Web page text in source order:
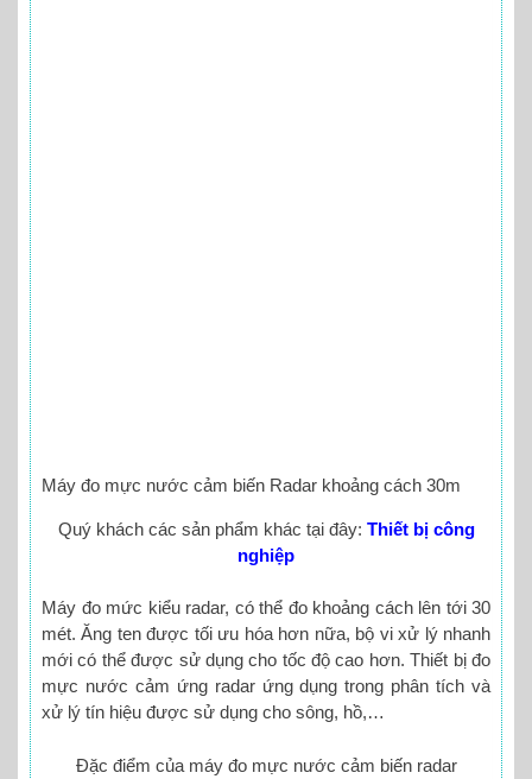
Máy đo mực nước cảm biến Radar khoảng cách 30m
Quý khách các sản phẩm khác tại đây: Thiết bị công
nghiệp
Máy đo mức kiểu radar, có thể đo khoảng cách lên tới 30
mét. Ăng ten được tối ưu hóa hơn nữa, bộ vi xử lý nhanh
mới có thể được sử dụng cho tốc độ cao hơn. Thiết bị đo
mực nước cảm ứng radar ứng dụng trong phân tích và
xử lý tín hiệu được sử dụng cho sông, hồ,…
Đặc điểm của máy đo mực nước cảm biến radar